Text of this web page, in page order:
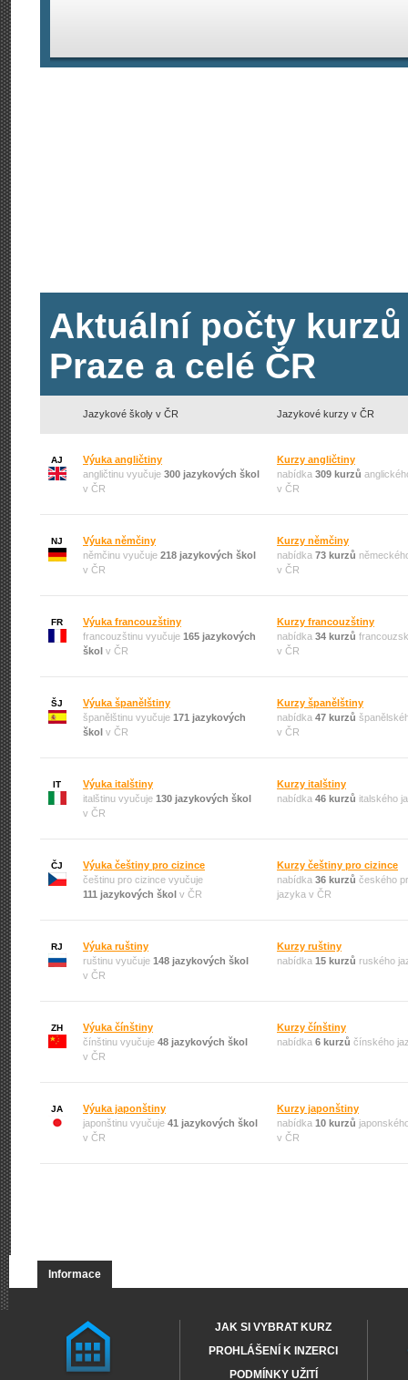
Aktuální počty
Praze a celé ČR
Jazykové školy v ČR Jazykové kurzy v ČR
AJ
Výuka angličtiny
angličtinu vyučuje 300 jazykových škol
v ČR
Kurzy angličtiny
nabídka 309 kurzů
v ČR
NJ
Výuka němčiny
němčinu vyučuje 218 jazykových škol
v ČR
Kurzy němčiny
nabídka 73 kurzů
v ČR
FR
Výuka francouzštiny
francouzštinu vyučuje 165 jazykových
škol v ČR
Kurzy francouzštiny
nabídka 34 kurzů
v ČR
ŠJ
Výuka španělštiny
španělštinu vyučuje 171 jazykových
škol v ČR
Kurzy španělštiny
nabídka 47 kurzů
v ČR
IT
Výuka italštiny
italštinu vyučuje 130 jazykových škol
v ČR
Kurzy italštiny
nabídka 46 kurzů italského
ČJ
Výuka češtiny pro cizince
češtinu pro cizince vyučuje
111 jazykových škol v ČR
Kurzy češtiny pro cizince
nabídka 36 kurzů českého
jazyka v ČR
RJ
Výuka ruštiny
ruštinu vyučuje 148 jazykových škol
v ČR
Kurzy ruštiny
nabídka 15 kurzů ruského
ZH
Výuka čínštiny
čínštinu vyučuje 48 jazykových škol
v ČR
Kurzy čínštiny
nabídka 6 kurzů čínského
JA
Výuka japonštiny
japonštinu vyučuje 41 jazykových škol
v ČR
Kurzy japonštiny
nabídka 10 kurzů
v ČR
Informace
JAK SI VYBRAT KURZ
PROHLÁŠENÍ K INZERCI
PODMÍNKY UŽITÍ